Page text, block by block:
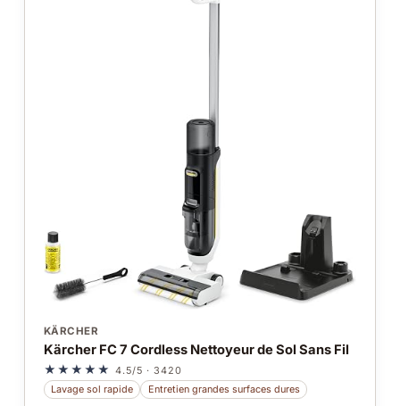
KÄRCHER
Kärcher FC 7 Cordless Nettoyeur de Sol Sans Fil
★★★★★ 4.5/5 · 3420
Lavage sol rapide
Entretien grandes surfaces dures